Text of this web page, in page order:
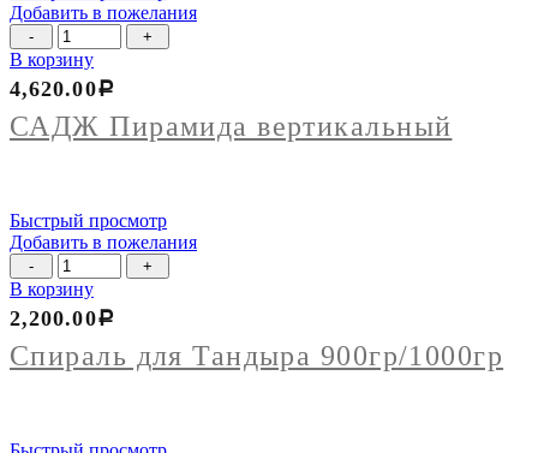
Добавить в пожелания
Количество
товара
САДЖ
Пирамида
вертикальный
В корзину
САДЖ Пирамида вертикальный
4,620.00Р
Быстрый просмотр
Добавить в пожелания
Количество
товара
Спираль
для
Тандыра
900гр/1000гр
В корзину
Спираль для Тандыра 900гр/1000гр
2,200.00Р